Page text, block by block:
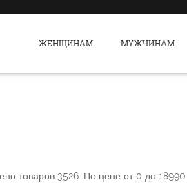
ЖЕНЩИНАМ МУЖЧИНАМ
товаров 3526. По цене от0 до 18990